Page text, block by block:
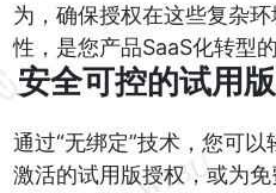
为，确保授权在这些复杂
性，是您产品SaaS化转型
安全可控的试用
通过“无绑定”技术，您可
激活的试用版授权，或为